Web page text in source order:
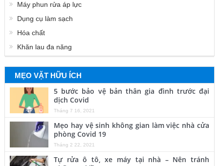
Máy phun rửa áp lực
Dụng cụ làm sạch
Hóa chất
Khăn lau đa năng
MẸO VẶT HỮU ÍCH
5 bước bảo vệ bản thân gia đình trước đại
dịch Covid
Tháng 7 16, 2021
Mẹo hay vệ sinh không gian làm việc nhà cửa
phòng Covid 19
Tháng 2 22, 2021
Tự rửa ô tô, xe máy tại nhà – Nên tránh